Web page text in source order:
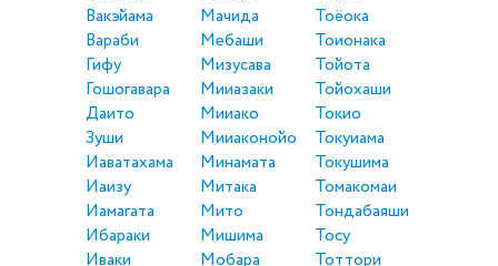
Вакэйама
Вараби
Гифу
Гошогавара
Даито
Зуши
Иаватахама
Иаизу
Иамагата
Ибараки
Иваки
Мачида
Мебаши
Мизусава
Мииазаки
Мииако
Мииаконойо
Минамата
Митака
Мито
Мишима
Мобара
Тоёока
Тоионака
Тойота
Тойохаши
Токио
Токуиама
Токушима
Томакомаи
Тондабаяши
Тосу
Тоттори